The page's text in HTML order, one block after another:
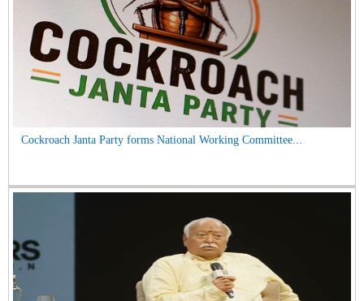
Cockroach Janta Party forms National Working Committee...